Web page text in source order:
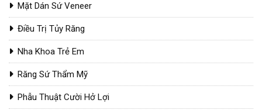
Mặt Dán Sứ Veneer
Điều Trị Tủy Răng
Nha Khoa Trẻ Em
Răng Sứ Thẩm Mỹ
Phẫu Thuật Cười Hở Lợi